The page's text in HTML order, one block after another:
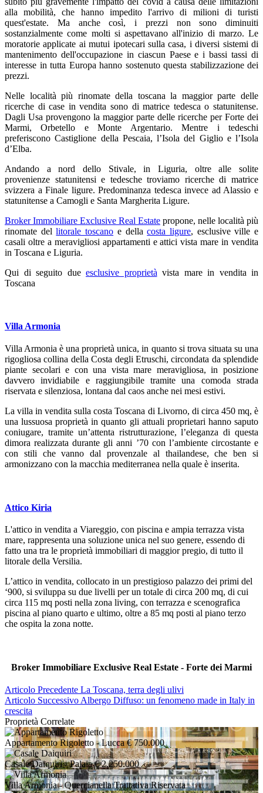
alla mobilità, che hanno impedito l'arrivo di milioni di turisti
quest'estate. Ma anche così, i prezzi non sono diminuiti
sostanzialmente come molti si aspettavano all'inizio di marzo. Le
moratorie applicate ai mutui ipotecari sulla casa, i diversi sistemi di
mantenimento dell'occupazione in ciascun Paese e i bassi tassi di
interesse in tutta Europa hanno sostenuto questa stabilizzazione dei
prezzi.
Nelle località più rinomate della toscana la maggior parte delle
ricerche di case in vendita sono di matrice tedesca o statunitense.
Dagli Usa provengono la maggior parte delle ricerche per Forte dei
Marmi, Orbetello e Monte Argentario. Mentre i tedeschi
preferiscono Castiglione della Pescaia, l’Isola del Giglio e l’Isola
d’Elba.
Andando a nord dello Stivale, in Liguria, oltre alle solite
provenienze statunitensi e tedesche troviamo ricerche di matrice
svizzera a Finale ligure. Predominanza tedesca invece ad Alassio e
statunitense a Camogli e Santa Margherita Ligure.
Broker Immobiliare Exclusive Real Estate propone, nelle località più
rinomate dellitorale toscano e dellacosta ligure, esclusive ville e
casali oltre a meravigliosi appartamenti e attici vista mare in vendita
in Toscana e Liguria.
Qui di seguito due esclusive proprietà vista mare in vendita in
Toscana
Villa Armonia
Villa Armonia è una proprietà unica, in quanto si trova situata su una
rigogliosa collina della Costa degli Etruschi, circondata da splendide
piante secolari e con una vista mare meravigliosa, in posizione
davvero invidiabile e raggiungibile tramite una comoda strada
riservata e silenziosa, lontana dal caos anche nei mesi estivi.
La villa in vendita sulla costa Toscana di Livorno, di circa 450 mq, è
una lussuosa proprietà in quanto gli attuali proprietari hanno saputo
coniugare, tramite un’attenta ristrutturazione, l’eleganza di questa
dimora realizzata durante gli anni ’70 con l’ambiente circostante e
con stili che vanno dal provenzale al thailandese, che ben si
armonizzano con la macchia mediterranea nella quale è inserita.
Attico Kiria
L'attico in vendita a Viareggio, con piscina e ampia terrazza vista
mare, rappresenta una soluzione unica nel suo genere, essendo di
fatto una tra le proprietà immobiliari di maggior pregio, di tutto il
litorale della Versilia.
L’attico in vendita, collocato in un prestigioso palazzo dei primi del
‘900, si sviluppa su due livelli per un totale di circa 200 mq, di cui
circa 115 mq posti nella zona living, con terrazza e scenografica
piscina al piano quarto e ultimo, oltre a 85 mq posti al piano terzo
che ospita la zona notte.
Broker Immobiliare Exclusive Real Estate - Forte dei Marmi
Articolo Precedente La Toscana, terra degli ulivi
Articolo Successivo Albergo Diffuso: un fenomeno made in Italy in
crescita
Proprietà Correlate
Appartamento Rigoletto- Lucca € 750.000
Casale Daiquiri- Palaia € 2.250.000
Villa Armonia- Quercianella Trattativa Riservata